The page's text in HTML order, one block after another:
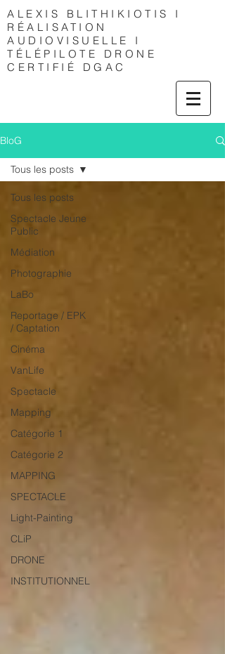
ALEXIS BLITHIKIOTIS I
RÉALISATION
AUDIOVISUELLE I
TÉLÉPILOTE DRONE
CERTIFIÉ DGAC
BloG
Tous les posts
Spectacle Jeune
Public
Médiation
Photographie
LaBo
Reportage / EPK
/ Captation
Cinéma
VanLife
Spectacle
Mapping
Catégorie 1
Catégorie 2
MAPPING
SPECTACLE
Light-Painting
CLiP
DRONE
INSTITUTIONNEL
Tous les posts